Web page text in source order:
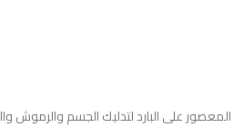
على البارد لتدليك الجسم والرموش